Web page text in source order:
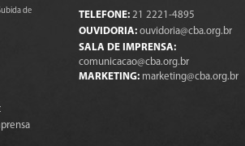
de
TELEFONE: 21 2221-4895
OUVIDORIA: ouvidoria@cba.org.br
SALA DE IMPRENSA:
comunicacao@cba.org.br
MARKETING: marketing@cba.org.br